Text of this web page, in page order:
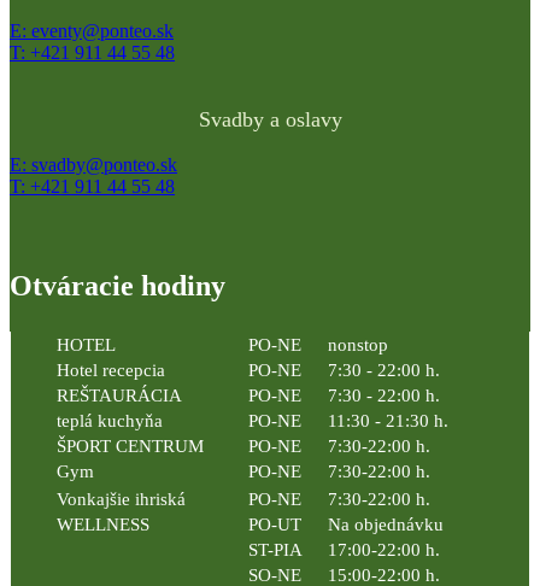
E: eventy@ponteo.sk
T: +421 911 44 55 48
Svadby a oslavy
E: svadby@ponteo.sk
T: +421 911 44 55 48
Otváracie hodiny
HOTEL PO-NE
nonstop
Hotel recepcia
PO-NE
7:30 - 22:00 h.
REŠTAURÁCIA
PO-NE
7:30 - 22:00 h.
teplá kuchyňa
PO-NE
11:30 - 21:30 h.
ŠPORT CENTRUM
PO-NE
7:30-22:00 h.
Gym
PO-NE
7:30-22:00 h.
Vonkajšie ihriská
PO-NE
7:30-22:00 h.
WELLNESS
PO-UT
Na objednávku
ST-PIA
17:00-22:00 h.
SO-NE
15:00-22:00 h.